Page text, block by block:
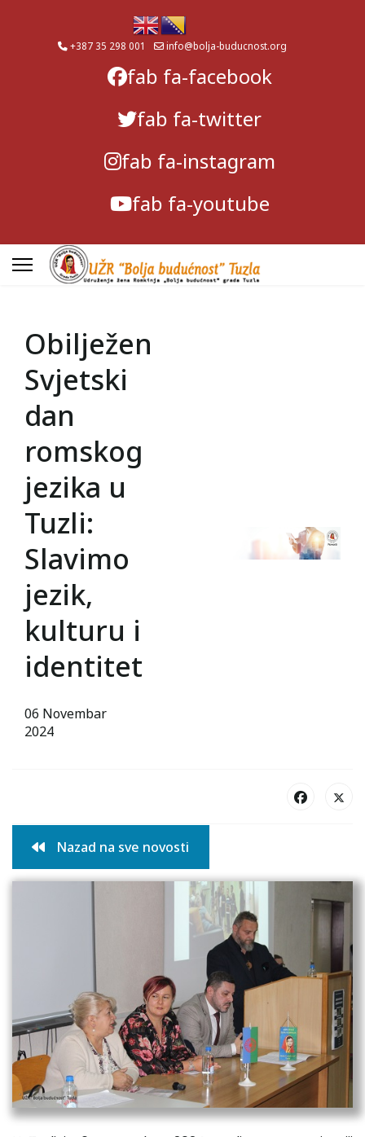
+387 35 298 001 info@bolja-buducnost.org
fab fa-facebook
fab fa-twitter
fab fa-instagram
fab fa-youtube
Obilježen
Svjetski
dan
romskog
jezika u
Tuzli:
Slavimo
jezik,
kulturu i
identitet
06 Novembar
2024
Nazad na sve novosti